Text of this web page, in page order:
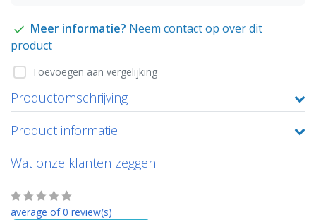
Meer informatie? Neem contact op over dit
product
Toevoegen aan vergelijking
Productomschrijving
Product informatie
Wat onze klanten zeggen
average of 0 review(s)